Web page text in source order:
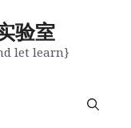
验室
let learn}